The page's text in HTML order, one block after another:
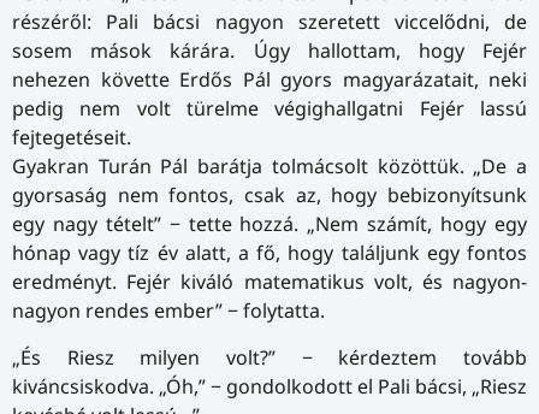
részéről: Pali bácsi nagyon szeretett viccelődni, de
sosem mások kárára. Úgy hallottam, hogy Fejér
nehezen követte Erdős Pál gyors magyarázatait, neki
pedig nem volt türelme végighallgatni Fejér lassú
fejtegetéseit.
Gyakran Turán Pál barátja tolmácsolt közöttük. „De a
gyorsaság nem fontos, csak az, hogy bebizonyítsunk
egy nagy tételt” − tette hozzá. „Nem számít, hogy egy
hónap vagy tíz év alatt, a fő, hogy találjunk egy fontos
eredményt. Fejér kiváló matematikus volt, és nagyon-
nagyon rendes ember” − folytatta.
„És Riesz milyen volt?” − kérdeztem tovább
kiváncsiskodva. „Óh,” − gondolkodott el Pali bácsi, „Riesz